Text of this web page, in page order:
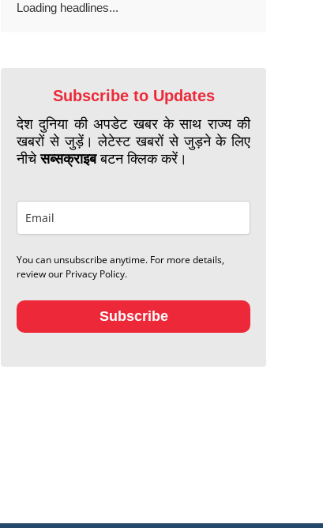
Loading headlines...
Subscribe to Updates
देश दुनिया की अपडेट खबर के साथ राज्य की
खबरों से जुड़ें। लेटेस्ट खबरों से जुड़ने के लिए
नीचेसब्सक्राइबबटन क्लिक करें।
You can unsubscribe anytime. For more details,
review our Privacy Policy.
Subscribe